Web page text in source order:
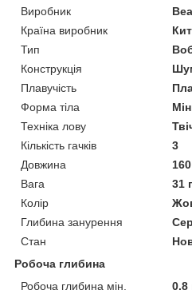
Виробник
Країна виробник
Тип
Конструкція
Плавучість
Форма тіла
Техніка лову
Кількість гачків
3
Довжина
Вага
31 г
Колір
Глибина занурення
Стан
Робоча глибина
Робоча глибина мін.
0.8